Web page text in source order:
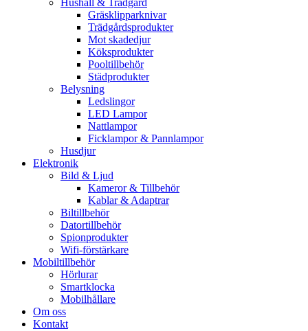
Hushåll & Trädgård
Gräsklipparknivar
Trädgårdsprodukter
Mot skadedjur
Köksprodukter
Pooltillbehör
Städprodukter
Belysning
Ledslingor
LED Lampor
Nattlampor
Ficklampor & Pannlampor
Husdjur
Elektronik
Bild & Ljud
Kameror & Tillbehör
Kablar & Adaptrar
Biltillbehör
Datortillbehör
Spionprodukter
Wifi-förstärkare
Mobiltillbehör
Hörlurar
Smartklocka
Mobilhållare
Om oss
Kontakt